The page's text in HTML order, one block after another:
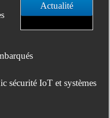
Actualité
sécurité IoT et systèmes